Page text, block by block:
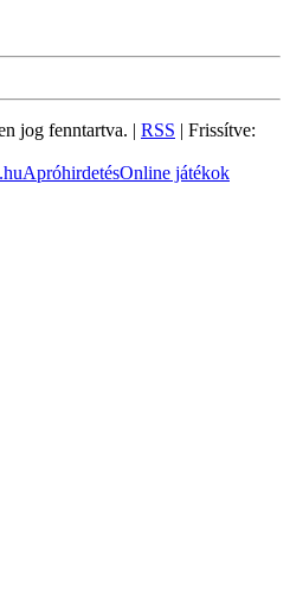
jog fenntartva. | RSS | Frissítve:
ApróhirdetésOnline játékok